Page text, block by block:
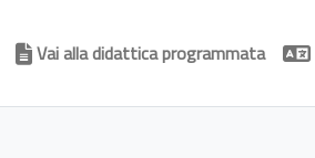
Vai alla didattica programmata